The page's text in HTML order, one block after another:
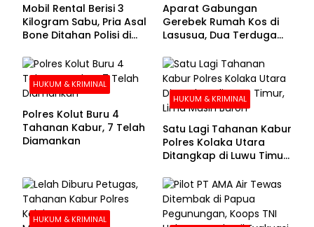
Mobil Rental Berisi 3
Kilogram Sabu, Pria Asal
Bone Ditahan Polisi di
Aparat Gabungan
Gerebek Rumah Kos di
Lasusua, Dua Terduga
HUKUM & KRIMINAL
Polres Kolut Buru 4
Tahanan Kabur, 7 Telah
Diamankan
HUKUM & KRIMINAL
Satu Lagi Tahanan Kabur
Polres Kolaka Utara
Ditangkap di Luwu Timur,
HUKUM & KRIMINAL